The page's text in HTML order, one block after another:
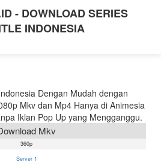
- DOWNLOAD SERIES
INDONESIA
Dengan Mudah dengan
Mkv dan Mp4 Hanya di Animesia
Iklan Pop Up yang Mengganggu.
Mkv
360p
Server 1